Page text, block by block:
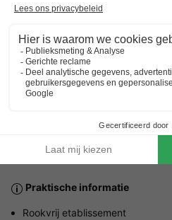
Het gehele jaar, , open van
Gesproken talen bij de
Frans
Huisdieren welkom.
aangegeven in de gegevens van
Praktische informatie
Rookvrij etablissement